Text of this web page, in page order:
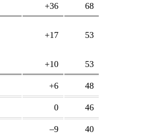
+36 68
+17 53
+10 53
+6 48
0 46
–9 40